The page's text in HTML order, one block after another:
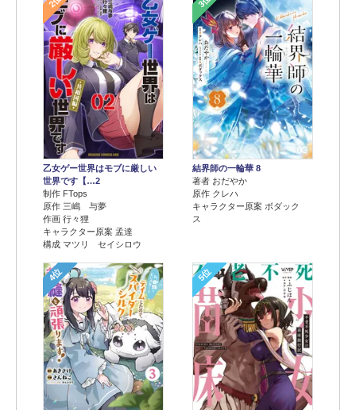
乙女ゲー世界はモブに厳しい
世界です【…2
制作 FTops
原作 三嶋 与夢
作画 行々狸
キャラクター原案 孟達
構成 マツリ セイシロウ
結界師の一輪華 8
著者 おだやか
原作 クレハ
キャラクター原案 ボダック
ス
4位 5位